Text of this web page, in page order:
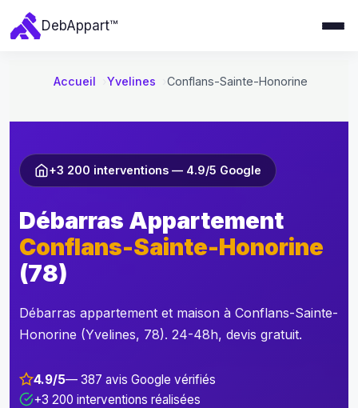
r
o
t
e
u
DebAppart™
Accueil Yvelines Conflans-Sainte-Honorine
+3 200 interventions — 4.9/5 Google
Débarras Appartement
Conflans-Sainte-Honorine
(78)
Débarras appartement et maison à Conflans-Sainte-
Honorine (Yvelines, 78). 24-48h, devis gratuit.
4.9/5— 387 avis Google vérifiés
+3 200 interventions réalisées